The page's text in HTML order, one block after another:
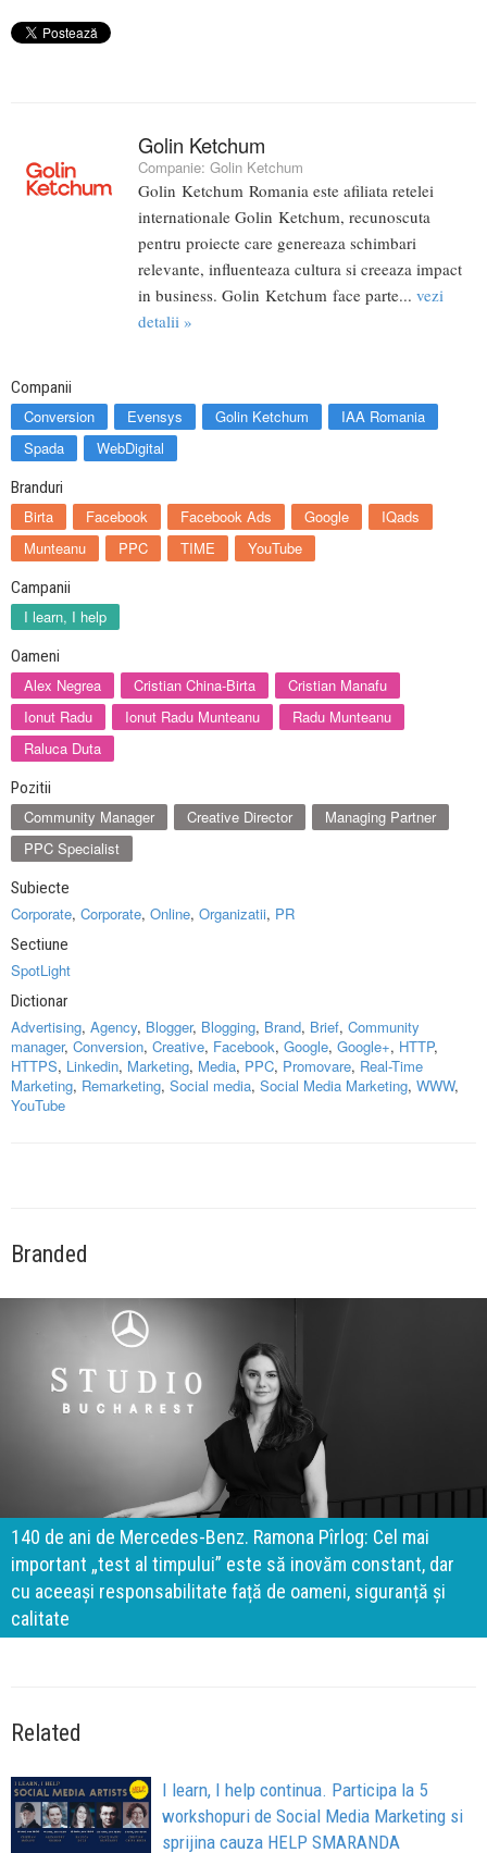
Golin Ketchum
Companie: Golin Ketchum
Golin Ketchum Romania este afiliata retelei
internationale Golin Ketchum, recunoscuta
pentru proiecte care genereaza schimbari
relevante, influenteaza cultura si creeaza impact
in business. Golin Ketchum face parte... vezi
detalii »
Companii
Conversion Evensys Golin Ketchum
IAA Romania
Spada
WebDigital
Branduri
Birta Facebook Facebook Ads Google
IQads
Munteanu
PPC TIME YouTube
Campanii
I learn, I help
Oameni
Alex Negrea Cristian China-Birta
Cristian Manafu
Ionut Radu
Ionut Radu Munteanu
Radu Munteanu
Raluca Duta
Pozitii
Community Manager Creative Director
Managing Partner
PPC Specialist
Subiecte
Corporate, Corporate, Online, Organizatii, PR
Sectiune
SpotLight
Dictionar
Advertising, Agency, Blogger, Blogging, Brand, Brief, Community
manager, Conversion, Creative, Facebook, Google, Google+, HTTP,
HTTPS, Linkedin, Marketing, Media, PPC, Promovare, Real-Time
Marketing, Remarketing, Social media, Social Media Marketing, WWW,
YouTube
Branded
140 de ani de Mercedes-Benz. Ramona Pîrlog: Cel mai
important „test al timpului” este să inovăm constant, dar
cu aceeași responsabilitate față de oameni, siguranță și
calitate
Related
I learn, I help continua. Participa la 5
workshopuri de Social Media Marketing si
sprijina cauza HELP SMARANDA